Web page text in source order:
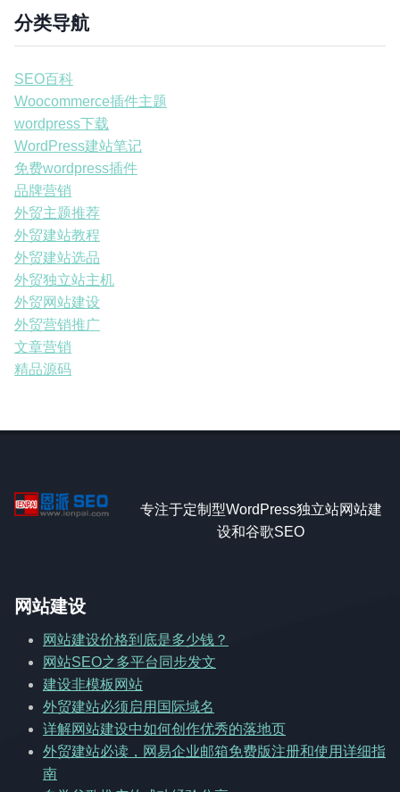
分类导航
SEO百科
Woocommerce插件主题
wordpress下载
WordPress建站笔记
免费wordpress插件
品牌营销
外贸主题推荐
外贸建站教程
外贸建站选品
外贸独立站主机
外贸网站建设
外贸营销推广
文章营销
精品源码
专注于定制型WordPress独立站网站建
设和谷歌SEO
网站建设
网站建设价格到底是多少钱？
网站SEO之多平台同步发文
建设非模板网站
外贸建站必须启用国际域名
详解网站建设中如何创作优秀的落地页
外贸建站必读，网易企业邮箱免费版注册和使用详细指
南